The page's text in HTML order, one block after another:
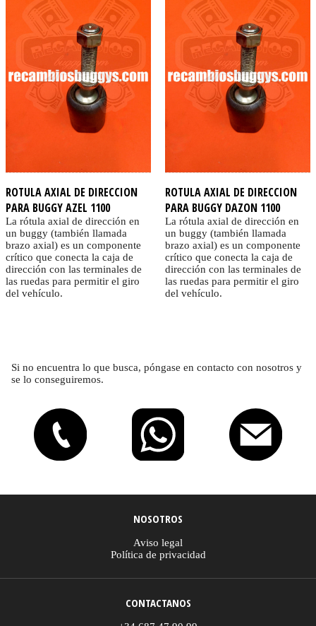
ROTULA AXIAL DE DIRECCION
PARA BUGGY AZEL 1100
La rótula axial de dirección en
un buggy (también llamada
brazo axial) es un componente
crítico que conecta la caja de
dirección con las terminales de
las ruedas para permitir el giro
del vehículo.
ROTULA AXIAL DE DIRECCION
PARA BUGGY DAZON 1100
La rótula axial de dirección en
un buggy (también llamada
brazo axial) es un componente
crítico que conecta la caja de
dirección con las terminales de
las ruedas para permitir el giro
del vehículo.
Si no encuentra lo que busca, póngase en contacto con nosotros y
se lo conseguiremos.
NOSOTROS
Aviso legal
Política de privacidad
CONTACTANOS